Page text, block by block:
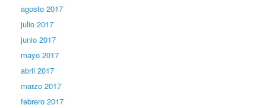
agosto 2017
julio 2017
junio 2017
mayo 2017
abril 2017
marzo 2017
febrero 2017